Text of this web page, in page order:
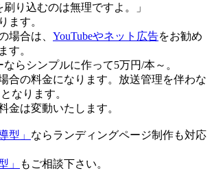
刷り込むのは無理ですよ。」
ます。
場合は、 YouTubeやネット広告をお勧め
す。
らシンプルに作って5万円/本～ 。
合の料金になります。放送管理を伴わな
なります。
金は変動いたします。
型」 ならランディングページ制作も対応
」
もご相談下さい。